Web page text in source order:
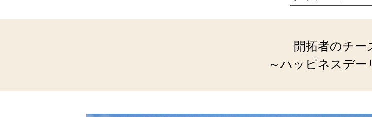
開拓者のチー
～ハッピネスデー